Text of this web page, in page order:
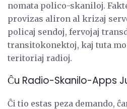
nomata polico-skaniloj.
provizas aliron al krizaj
policaj sendoj, fervojaj
transitokonektoj, kaj tuta
teritoriaj radioj.
Ĉu Radio-Skanilo-Apps
Ĉi tio estas peza demando,